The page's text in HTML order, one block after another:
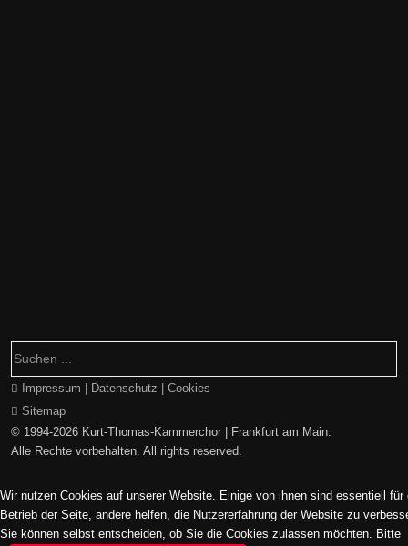
Impressum | Datenschutz | Cookies
Sitemap
© 1994-2026 Kurt-Thomas-Kammerchor | Frankfurt am Main.
Alle Rechte vorbehalten. All rights reserved.
Wir nutzen Cookies auf unserer Website. Einige von ihnen sind essentiell für
Betrieb der Seite, andere helfen, die Nutzererfahrung der Website zu
Sie können selbst entscheiden, ob Sie die Cookies zulassen möchten. Bitte